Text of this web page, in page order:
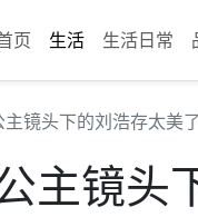
页 生活 生活日常
镜头下的刘浩存太美了
主镜头